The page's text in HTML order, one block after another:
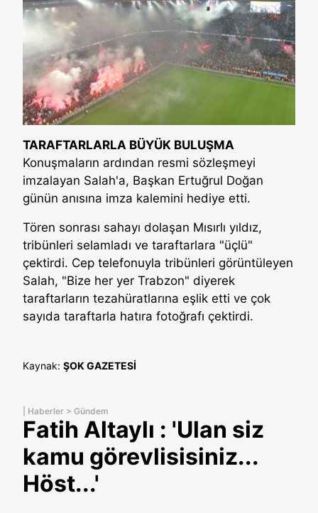
TARAFTARLARLA BÜYÜK BULUŞMA
Konuşmaların ardından resmi sözleşmeyi
imzalayan Salah'a, Başkan Ertuğrul Doğan
günün anısına imza kalemini hediye etti.
Tören sonrası sahayı dolaşan Mısırlı yıldız,
tribünleri selamladı ve taraftarlara "üçlü"
çektirdi. Cep telefonuyla tribünleri görüntüleyen
Salah, "Bize her yer Trabzon" diyerek
taraftarların tezahüratlarına eşlik etti ve çok
sayıda taraftarla hatıra fotoğrafı çektirdi.
Kaynak: ŞOK GAZETESİ
Haberler > Gündem
Fatih Altaylı : 'Ulan siz
kamu görevlisisiniz...
Höst...'